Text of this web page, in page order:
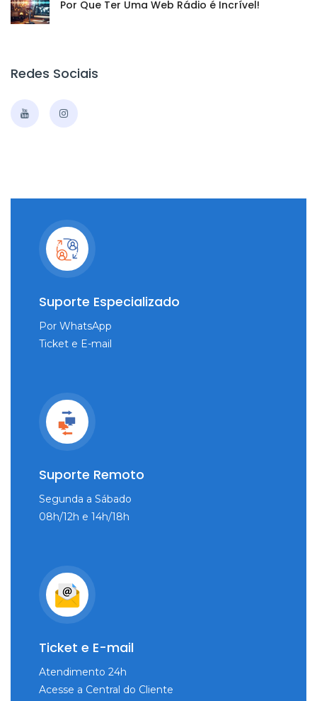
Por Que Ter Uma Web Rádio é Incrível!
Redes Sociais
Suporte Especializado
Por WhatsApp
Ticket e E-mail
Suporte Remoto
Segunda a Sábado
08h/12h e 14h/18h
Ticket e E-mail
Atendimento 24h
Acesse a Central do Cliente